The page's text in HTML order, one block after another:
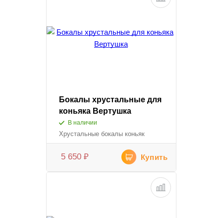
Бокалы хрустальные для
коньяка Вертушка
В наличии
Хрустальные бокалы коньяк
5 650 ₽ Купить